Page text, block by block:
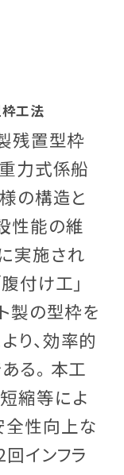
枠工法
残置型枠
力式係船
の構造と
性能の維
実施され
付け工」
製の型枠を
り、効率的
る。 本工
縮等によ
性向上な
インフラ